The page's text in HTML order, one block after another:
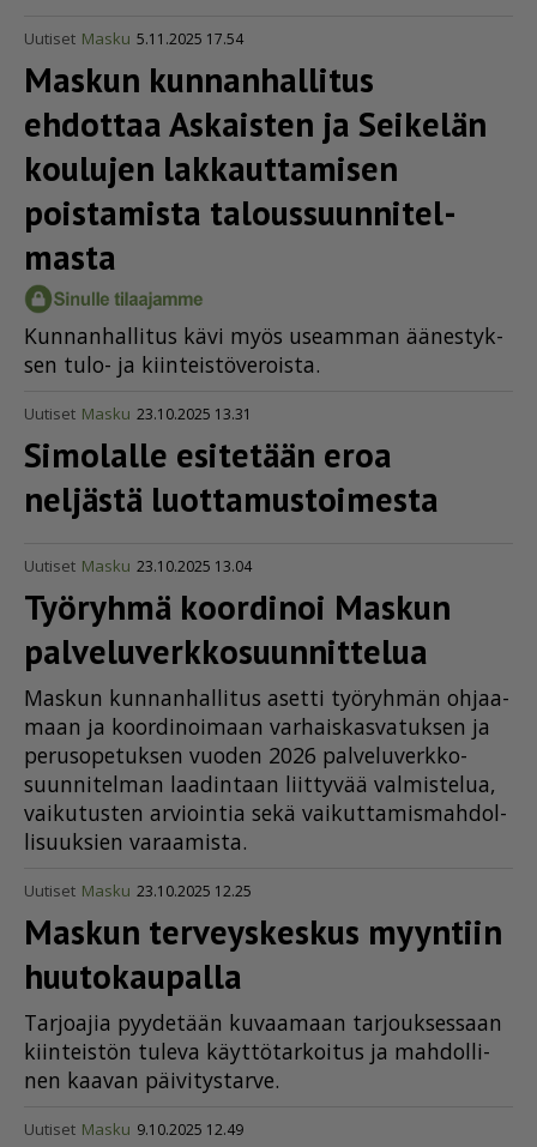
Uutiset Masku 5.11.2025 17.54
Maskun kunnanhallitus
ehdottaa Askaisten ja Seikelän
koulujen lakkauttamisen
poistamista talous­suun­ni­tel­
masta
Kun­nan­hal­li­tus kävi myös use­am­man ää­nes­tyk­
sen tulo- ja kiin­teis­tö­ve­rois­ta.
Uutiset Masku 23.10.2025 13.31
Simolalle esitetään eroa
neljästä luotta­mus­toi­mesta
Uutiset Masku 23.10.2025 13.04
Työryhmä koordinoi Maskun
palve­lu­verk­ko­suun­nit­telua
Mas­kun kun­nan­hal­li­tus aset­ti työ­ryh­män oh­jaa­
maan ja koor­di­noi­maan var­hais­kas­va­tuk­sen ja
pe­ru­so­pe­tuk­sen vuo­den 2026 pal­ve­lu­verk­ko­
suun­ni­tel­man laa­din­taan liit­ty­vää val­mis­te­lua,
vai­ku­tus­ten ar­vi­oin­tia sekä vai­kut­ta­mis­mah­dol­
li­suuk­sien va­raa­mis­ta.
Uutiset Masku 23.10.2025 12.25
Maskun terveyskeskus myyntiin
huutokaupalla
Tar­jo­a­jia pyy­de­tään ku­vaa­maan tar­jouk­ses­saan
kiin­teis­tön tu­le­va käyt­tö­tar­koi­tus ja mah­dol­li­
nen kaa­van päi­vi­tys­tar­ve.
Uutiset Masku 9.10.2025 12.49